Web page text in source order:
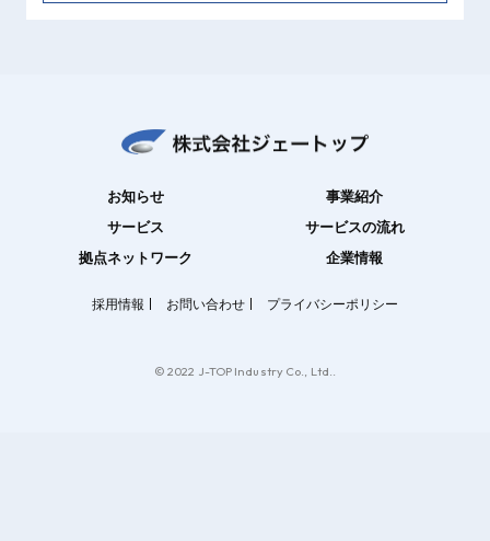
お知らせ
事業紹介
サービス
サービスの流れ
拠点ネットワーク
企業情報
採用情報 お問い合わせ プライバシーポリシー
© 2022 J-TOP Industry Co., Ltd..